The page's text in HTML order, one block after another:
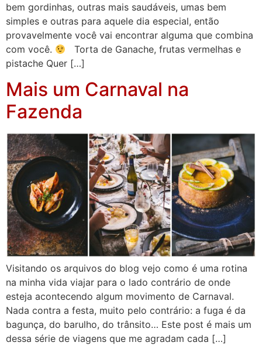
bem gordinhas, outras mais saudáveis, umas bem
simples e outras para aquele dia especial, então
provavelmente você vai encontrar alguma que combina
com você.
Torta de Ganache, frutas vermelhas e
pistache Quer […]
Mais um Carnaval na
Fazenda
Visitando os arquivos do blog vejo como é uma rotina
na minha vida viajar para o lado contrário de onde
esteja acontecendo algum movimento de Carnaval.
Nada contra a festa, muito pelo contrário: a fuga é da
bagunça, do barulho, do trânsito… Este post é mais um
dessa série de viagens que me agradam cada […]